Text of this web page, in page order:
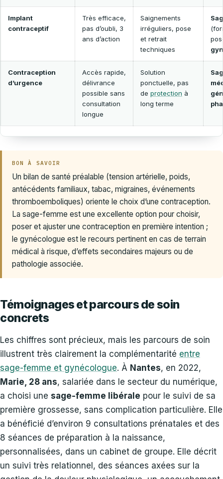
Implant
contraceptif
Très efficace,
pas d’oubli, 3
ans d’action
Saignements
irréguliers, pose
et retrait
techniques
Contraception
d’urgence
Accès rapide,
délivrance
possible sans
consultation
longue
Solution
ponctuelle, pas
de protection à
long terme
BON À SAVOIR
Un bilan de santé préalable (tension artérielle, poids,
antécédents familiaux, tabac, migraines, événements
thromboemboliques) oriente le choix d’une contraception.
La sage-femme est une excellente option pour choisir,
poser et ajuster une contraception en première intention ;
le gynécologue est le recours pertinent en cas de terrain
médical à risque, d’effets secondaires majeurs ou de
pathologie associée.
Témoignages et parcours de soin
concrets
Les chiffres sont précieux, mais les parcours de soin
illustrent très clairement la complémentarité entre
sage-femme et gynécologue. À Nantes, en 2022,
Marie, 28 ans, salariée dans le secteur du numérique,
a choisi une sage-femme libérale pour le suivi de sa
première grossesse, sans complication particulière. Elle
a bénéficié d’environ 9 consultations prénatales et des
8 séances de préparation à la naissance,
personnalisées, dans un cabinet de groupe. Elle décrit
un suivi très relationnel, des séances axées sur la